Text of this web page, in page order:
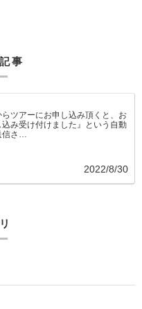
事
ツアーにお申し込み頂くと、お
み受け付けました』という自動
信さ…
2022/8/30